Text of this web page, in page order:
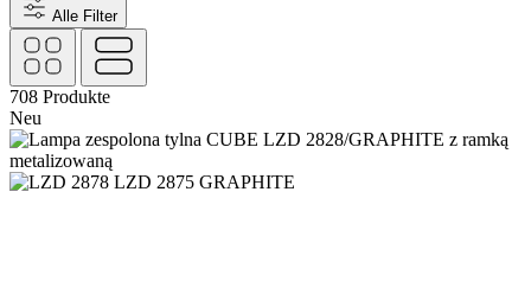
Alle Filter
708 Produkte
Neu